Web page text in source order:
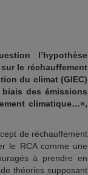
l’hypothèse
le réchauffement
du climat (GIEC)
des émissions
climatique…»,
de réchauffement
le RCA comme une
à prendre en
théories supposant